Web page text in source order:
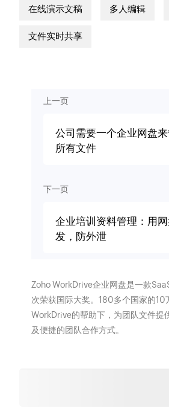
在线演示文稿 多人编辑
文件实时共享
上一页
公司需要一个企业网盘
所有文件
下一页
企业培训资料管理：用
发，防外泄
Zoho WorkDrive企业网盘是一款
次荣获国际大奖。180多个国家的10
WorkDrive的帮助下，为团队文件提
及便捷的团队合作方式。